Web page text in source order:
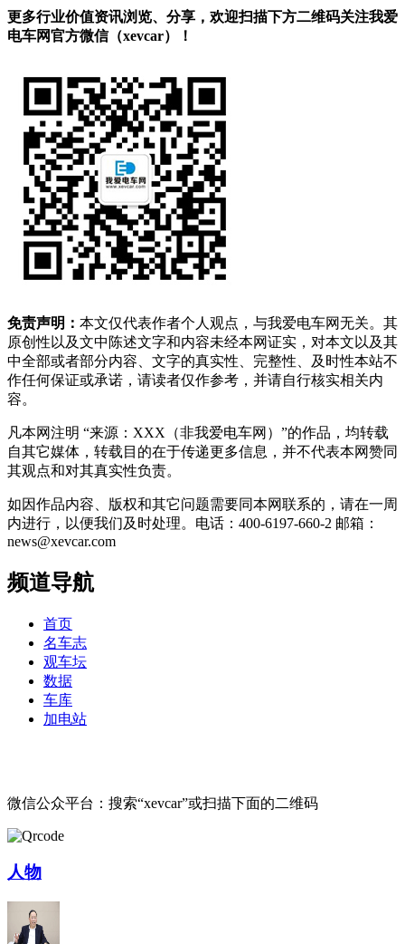
更多行业价值资讯浏览、分享，欢迎扫描下方二维码关注我爱
电车网官方微信（xevcar）！
免责声明： 本文仅代表作者个人观点，与我爱电车网无关。其
原创性以及文中陈述文字和内容未经本网证实，对本文以及其
中全部或者部分内容、文字的真实性、完整性、及时性本站不
作任何保证或承诺，请读者仅作参考，并请自行核实相关内
容。
凡本网注明 “来源：XXX（非我爱电车网）”的作品，均转载
自其它媒体，转载目的在于传递更多信息，并不代表本网赞同
其观点和对其真实性负责。
如因作品内容、版权和其它问题需要同本网联系的，请在一周
内进行，以便我们及时处理。电话：400-6197-660-2 邮箱：
news@xevcar.com
频道导航
首页
名车志
观车坛
数据
车库
加电站
微信公众平台：搜索“xevcar”或扫描下面的二维码
人物